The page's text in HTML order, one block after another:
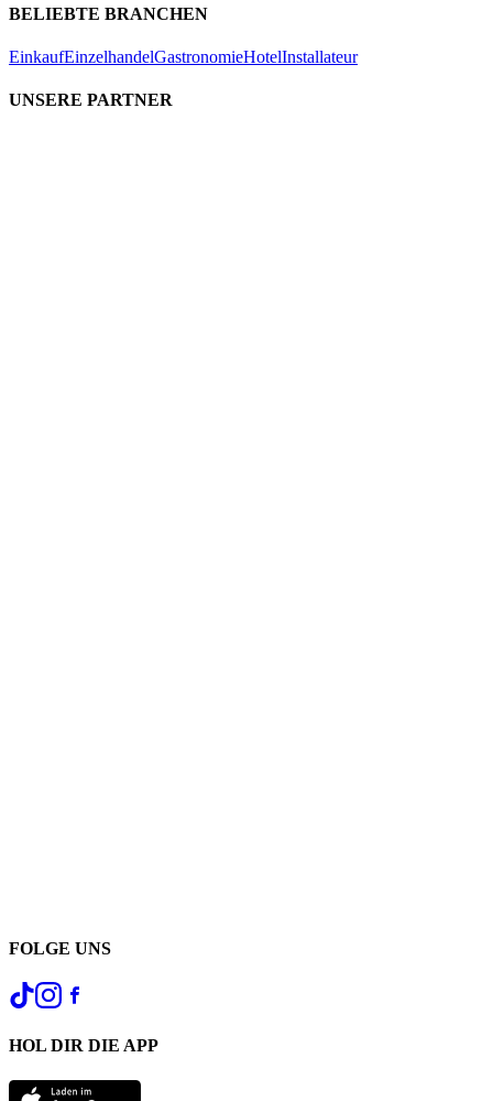
BELIEBTE BRANCHEN
EinkaufEinzelhandelGastronomieHotelInstallateur
UNSERE PARTNER
FOLGE UNS
HOL DIR DIE APP